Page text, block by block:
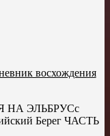
восхождения
ЭЛЬБРУСс
Берег ЧАСТЬ